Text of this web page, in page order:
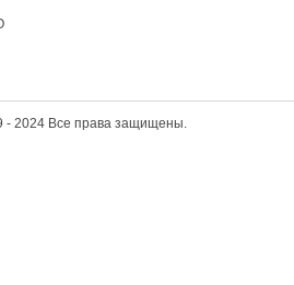
- 2024 Все права защищены.